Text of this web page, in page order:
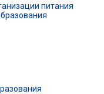
питания